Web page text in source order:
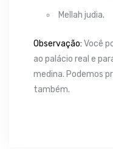
Mellah judia.
Observação: Você
ao palácio real e
medina. Podemos
também.